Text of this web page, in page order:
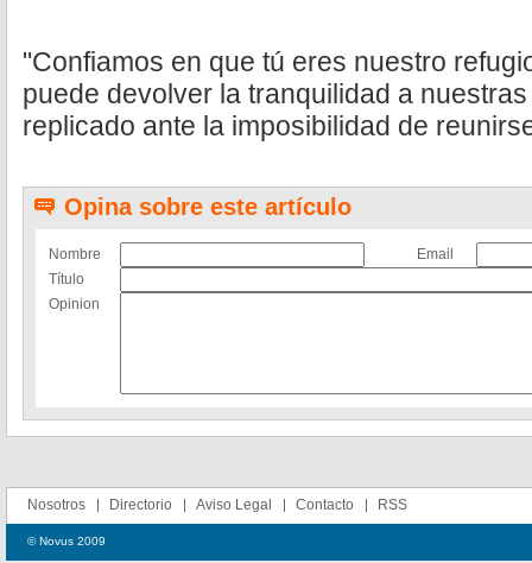
"Confiamos en que tú eres nuestro
puede devolver la tranquilidad a
replicado ante la imposibilidad de
Opina sobre este artículo
Nombre
Email
Título
Opinion
Nosotros Directorio Aviso Legal Contacto RSS
© Novus 2009